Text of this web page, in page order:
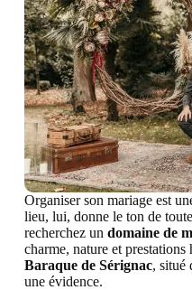
Organiser son mariage est
lieu, lui, donne le ton de
recherchez un domaine de
charme, nature et prestations
Baraque de Sérignac, situé
une évidence.